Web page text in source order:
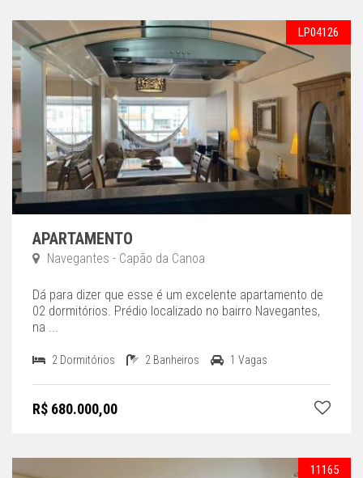
LP04126
APARTAMENTO
Navegantes - Capão da Canoa
Dá para dizer que esse é um excelente apartamento de
02 dormitórios. Prédio localizado no bairro Navegantes,
na ...
2 Dormitórios 2 Banheiros 1 Vagas
R$ 680.000,00
11165